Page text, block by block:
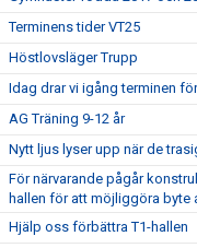
Terminens tider VT25
Höstlovsläger Trupp
Idag drar vi igång terminen
AG Träning 9-12 år
Nytt ljus lyser upp när de
För närvarande pågår
hallen för att möjliggöra byte
Hjälp oss förbättra T1-hallen